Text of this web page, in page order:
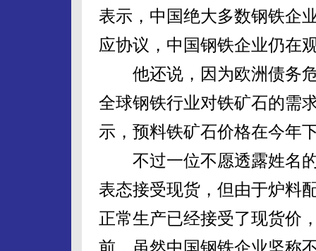
表示，中国绝大多数钢铁企
应协议，中国钢铁企业仍在
他还说，因为欧洲债务危
全球钢铁行业对铁矿石的需
示，预料铁矿石价格在今年
不过一位不愿透露姓名的
表态接受现货，但由于炉料
正常生产已经接受了现货价
前，虽然中国钢铁企业坚称